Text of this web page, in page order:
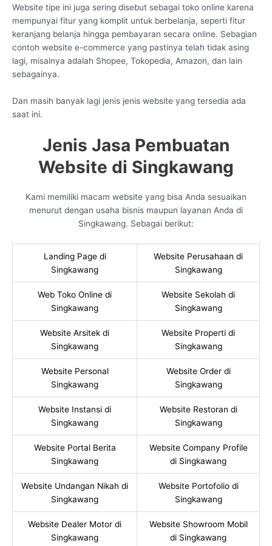
Website tipe ini juga sering disebut sebagai toko online karena
mempunyai fitur yang komplit untuk berbelanja, seperti fitur
keranjang belanja hingga pembayaran secara online. Sebagian
contoh website e-commerce yang pastinya telah tidak asing
lagi, misalnya adalah Shopee, Tokopedia, Amazon, dan lain
sebagainya.
Dan masih banyak lagi jenis jenis website yang tersedia ada
saat ini.
Jenis Jasa Pembuatan
Website di Singkawang
Kami memiliki macam website yang bisa Anda sesuaikan
menurut dengan usaha bisnis maupun layanan Anda di
Singkawang. Sebagai berikut:
Landing Page di
Singkawang
Website Perusahaan di
Singkawang
Web Toko Online di
Singkawang
Website Sekolah di
Singkawang
Website Arsitek di
Singkawang
Website Properti di
Singkawang
Website Personal
Singkawang
Website Order di
Singkawang
Website Instansi di
Singkawang
Website Restoran di
Singkawang
Website Portal Berita
Singkawang
Website Company Profile
di Singkawang
Website Undangan Nikah di
Singkawang
Website Portofolio di
Singkawang
Website Dealer Motor di
Singkawang
Website Showroom Mobil
di Singkawang